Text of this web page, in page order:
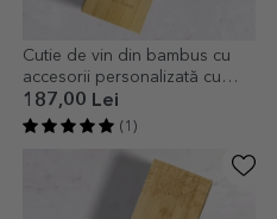
Cutie de vin din bambus cu
accesorii personalizată cu
monogramă și mesaj
187,00 Lei
(1)